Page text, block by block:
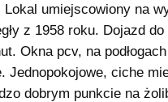
umiejscowiony na
z 1958 roku. Dojazd
Okna pcv, na
Jednopokojowe, ciche
dobrym punkcie na